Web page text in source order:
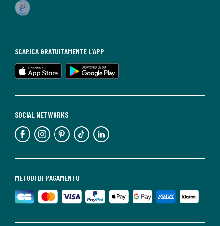
METODI DI PAGAMENTO
SOCIAL NETWORKS
SCARICA GRATUITAMENTE L'APP